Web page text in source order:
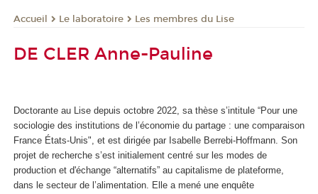
Accueil Le laboratoire Les membres du Lise
DE CLER Anne-Pauline
Doctorante au Lise depuis octobre 2022, sa thèse s’intitule “Pour une
sociologie des institutions de l’économie du partage : une comparaison
France États-Unis", et est dirigée par Isabelle Berrebi-Hoffmann. Son
projet de recherche s’est initialement centré sur les modes de
production et d'échange “alternatifs” au capitalisme de plateforme,
dans le secteur de l’alimentation. Elle a mené une enquête